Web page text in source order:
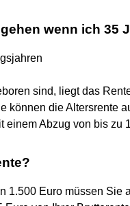
wenn ich 35
sind, liegt das
können die Altersrente
einem Abzug von bis zu
1.500 Euro müssen Sie